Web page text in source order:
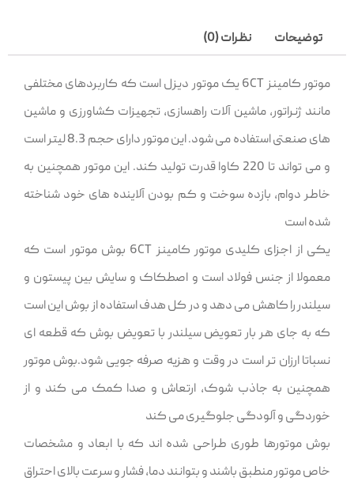
توضیحات نظرات (0)
موتور کامینز 6CT یک موتور دیزل است که کاربردهای مختلفی
مانند ژنراتور، ماشین آلات راهسازی، تجهیزات کشاورزی و ماشین
های صنعتی استفاده می شود. این موتور دارای حجم 8.3 لیتر است
و می تواند تا 220 کاوا قدرت تولید کند. این موتور همچنین به
خاطر دوام، بازده سوخت و کم بودن آلاینده های خود شناخته
شده است
یکی از اجزای کلیدی موتور کامینز 6CT بوش موتور است که
معمولا از جنس فولاد است و اصطکاک و سایش بین پیستون و
سیلندر را کاهش می دهد و در کل هدف استفاده از بوش این است
که به جای هر بار تعویض سیلندر با تعویض بوش که قطعه ای
نسباتا ارزان تر است در وقت و هزیه صرفه جویی شود.بوش موتور
همچنین به جاذب شوک، ارتعاش و صدا کمک می کند و از
خوردگی و آلودگی جلوگیری می کند
بوش موتورها طوری طراحی شده اند که با ابعاد و مشخصات
خاص موتور منطبق باشند و بتوانند دما، فشار و سرعت بالای احتراق